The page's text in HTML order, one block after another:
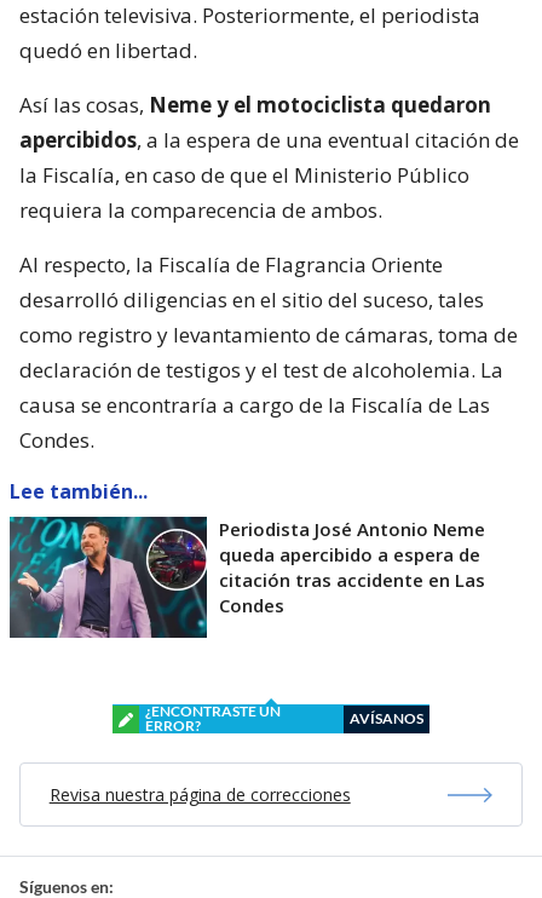
estación televisiva. Posteriormente, el periodista
quedó en libertad.
Así las cosas, Neme y el motociclista quedaron
apercibidos, a la espera de una eventual citación de
la Fiscalía, en caso de que el Ministerio Público
requiera la comparecencia de ambos.
Al respecto, la Fiscalía de Flagrancia Oriente
desarrolló diligencias en el sitio del suceso, tales
como registro y levantamiento de cámaras, toma de
declaración de testigos y el test de alcoholemia. La
causa se encontraría a cargo de la Fiscalía de Las
Condes.
Lee también...
Periodista José Antonio Neme
queda apercibido a espera de
citación tras accidente en Las
Condes
¿ENCONTRASTE UN
ERROR?
AVÍSANOS
Revisa nuestra página de correcciones
Síguenos en: